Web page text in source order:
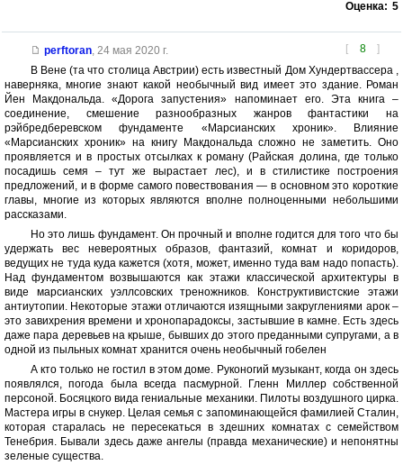
Оценка: 5
[ 8 ]
perftoran, 24 мая 2020 г.
В Вене (та что столица Австрии) есть известный Дом Хундертвассера ,
наверняка, многие знают какой необычный вид имеет это здание. Роман
Йен Макдональда. «Дорога запустения» напоминает его. Эта книга –
соединение, смешение разнообразных жанров фантастики на
рэйбредберевском фундаменте «Марсианских хроник». Влияние
«Марсианских хроник» на книгу Макдональда сложно не заметить. Оно
проявляется и в простых отсылках к роману (Райская долина, где только
посадишь семя – тут же вырастает лес), и в стилистике построения
предложений, и в форме самого повествования — в основном это короткие
главы, многие из которых являются вполне полноценными небольшими
рассказами.
Но это лишь фундамент. Он прочный и вполне годится для того что бы
удержать вес невероятных образов, фантазий, комнат и коридоров,
ведущих не туда куда кажется (хотя, может, именно туда вам надо попасть).
Над фундаментом возвышаются как этажи классической архитектуры в
виде марсианских уэллсовских треножников. Конструктивистские этажи
антиутопии. Некоторые этажи отличаются изящными закруглениями арок –
это завихрения времени и хронопарадоксы, застывшие в камне. Есть здесь
даже пара деревьев на крыше, бывших до этого преданными супругами, а в
одной из пыльных комнат хранится очень необычный гобелен
А кто только не гостил в этом доме. Руконогий музыкант, когда он здесь
появлялся, погода была всегда пасмурной. Гленн Миллер собственной
персоной. Босяцкого вида гениальные механики. Пилоты воздушного цирка.
Мастера игры в снукер. Целая семья с запоминающейся фамилией Сталин,
которая старалась не пересекаться в здешних комнатах с семейством
Тенебрия. Бывали здесь даже ангелы (правда механические) и непонятны
зеленые существа.